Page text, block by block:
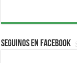
Seguinos en Facebook